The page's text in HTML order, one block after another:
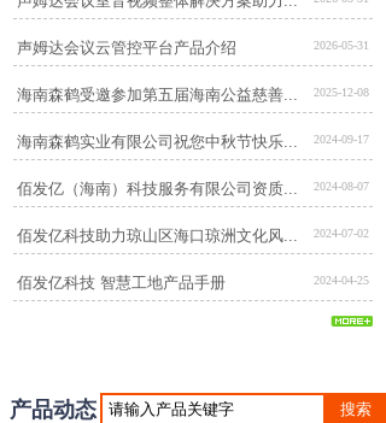
声姆达会议云管控平台产品介绍 2026-05-31
海南森鹤受邀参加第五届海南公益慈善... 2025-12-08
海南森鹤实业有限公司祝您中秋节快乐... 2024-09-17
佰发亿（海南）科技服务有限公司资质... 2024-08-07
佰发亿科技助力琼山区海口琼洲文化风... 2024-07-02
佰发亿科技 智慧工地产品手册 2024-04-25
搜索
产品动态